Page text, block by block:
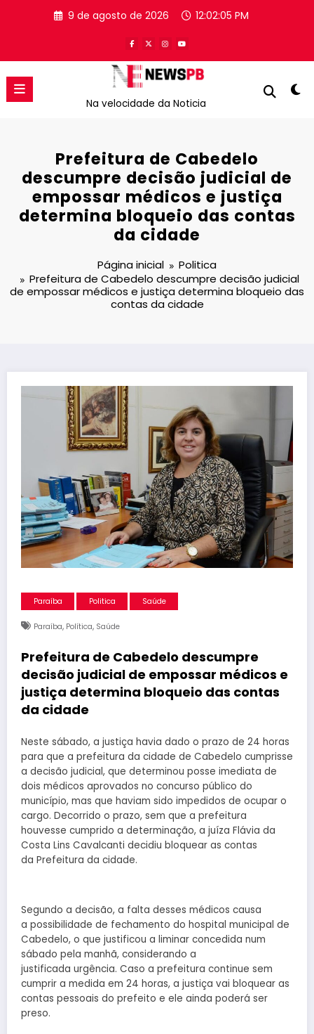
9 de agosto de 2026 12:02:05 PM
Na velocidade da Noticia
Prefeitura de Cabedelo
descumpre decisão judicial de
empossar médicos e justiça
determina bloqueio das contas
da cidade
Página inicial
Politica
Prefeitura de Cabedelo descumpre decisão judicial
de empossar médicos e justiça determina bloqueio das
contas da cidade
Paraíba Politica Saúde
Paraíba, Política, Saúde
Prefeitura de Cabedelo descumpre
decisão judicial de empossar médicos e
justiça determina bloqueio das contas
da cidade
Neste sábado, a justiça havia dado o prazo de 24 horas
para que a prefeitura da cidade de Cabedelo cumprisse
a decisão judicial, que determinou posse imediata de
dois médicos aprovados no concurso público do
município, mas que haviam sido impedidos de ocupar o
cargo. Decorrido o prazo, sem que a prefeitura
houvesse cumprido a determinação, a juíza Flávia da
Costa Lins Cavalcanti decidiu bloquear as contas
da Prefeitura da cidade.
Segundo a decisão, a falta desses médicos causa
a possibilidade de fechamento do hospital municipal de
Cabedelo, o que justificou a liminar concedida num
sábado pela manhã, considerando a
justificada urgência. Caso a prefeitura continue sem
cumprir a medida em 24 horas, a justiça vai bloquear as
contas pessoais do prefeito e ele ainda poderá ser
preso.